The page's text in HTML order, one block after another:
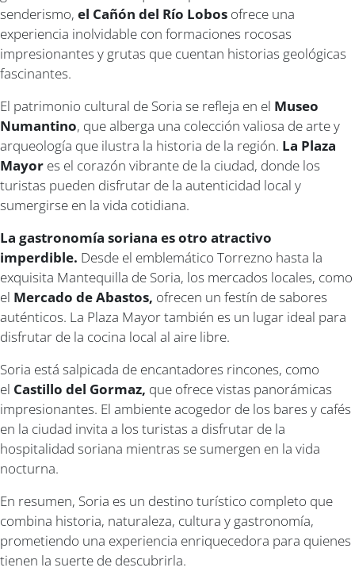
senderismo, el Cañón del Río Lobos ofrece una
experiencia inolvidable con formaciones rocosas
impresionantes y grutas que cuentan historias geológicas
fascinantes.
El patrimonio cultural de Soria se refleja en el Museo
Numantino, que alberga una colección valiosa de arte y
arqueología que ilustra la historia de la región. La Plaza
Mayor es el corazón vibrante de la ciudad, donde los
turistas pueden disfrutar de la autenticidad local y
sumergirse en la vida cotidiana.
La gastronomía soriana es otro atractivo
imperdible. Desde el emblemático Torrezno hasta la
exquisita Mantequilla de Soria, los mercados locales, como
el Mercado de Abastos, ofrecen un festín de sabores
auténticos. La Plaza Mayor también es un lugar ideal para
disfrutar de la cocina local al aire libre.
Soria está salpicada de encantadores rincones, como
el Castillo del Gormaz, que ofrece vistas panorámicas
impresionantes. El ambiente acogedor de los bares y cafés
en la ciudad invita a los turistas a disfrutar de la
hospitalidad soriana mientras se sumergen en la vida
nocturna.
En resumen, Soria es un destino turístico completo que
combina historia, naturaleza, cultura y gastronomía,
prometiendo una experiencia enriquecedora para quienes
tienen la suerte de descubrirla.